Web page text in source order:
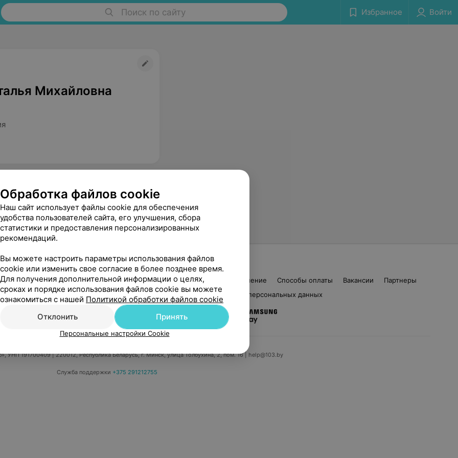
Поиск по сайту Избранное Войти
Михайловна
маркетинг Публичный договор Пользовательское соглашение Способы оплаты Вакансии
Партнеры
Написать в поддержку Персональные настройки cookie Обработка персональных данных
УНП 191700409| 220012, Республика Беларусь, г. Минск, улица Толбухина, 2, пом. 16 | help@103.by
Служба поддержки +375 291212755
Обработка файлов cookie
Наш сайт использует файлы cookie для обеспечения
удобства пользователей сайта, его улучшения, сбора
статистики и предоставления персонализированных
рекомендаций.
Вы можете настроить параметры использования файлов
cookie или изменить свое согласие в более позднее время.
Для получения дополнительной информации о целях,
сроках и порядке использования файлов cookie вы можете
ознакомиться с нашей Политикой обработки файлов cookie
Отклонить
Принять
Персональные настройки Cookie